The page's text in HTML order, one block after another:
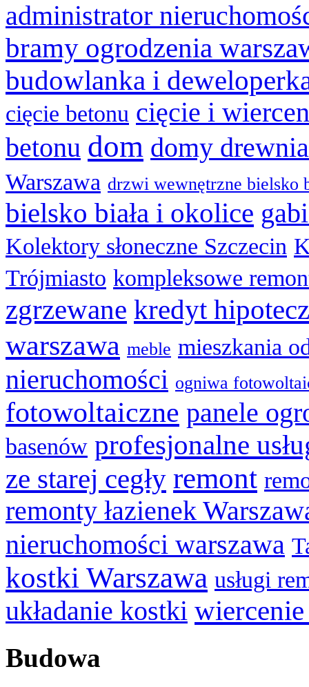
administrator
bramy ogrodzenia
budowlanka i
cięcie betonu cięcie i
betonu dom domy
Warszawa drzwi wewnętrzne bielsko
bielsko biała i okolice
Kolektory słoneczne Szczecin
Trójmiasto kompleksowe
zgrzewane kredyt
warszawa meble mieszkania
nieruchomości ogniwa
fotowoltaiczne panele
basenów profesjonalne
ze starej cegły remont
remonty łazienek
nieruchomości warszawa
kostki Warszawa usługi
układanie kostki
Budowa